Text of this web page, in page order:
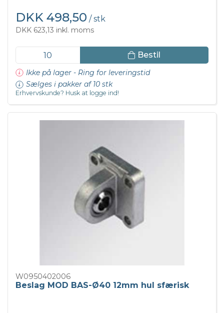
DKK 498,50 / stk
DKK 623,13 inkl. moms
Bestil
Ikke på lager - Ring for leveringstid
Sælges i pakker af 10 stk
Erhvervskunde? Husk at logge ind!
W0950402006
Beslag MOD BAS-Ø40 12mm hul sfærisk